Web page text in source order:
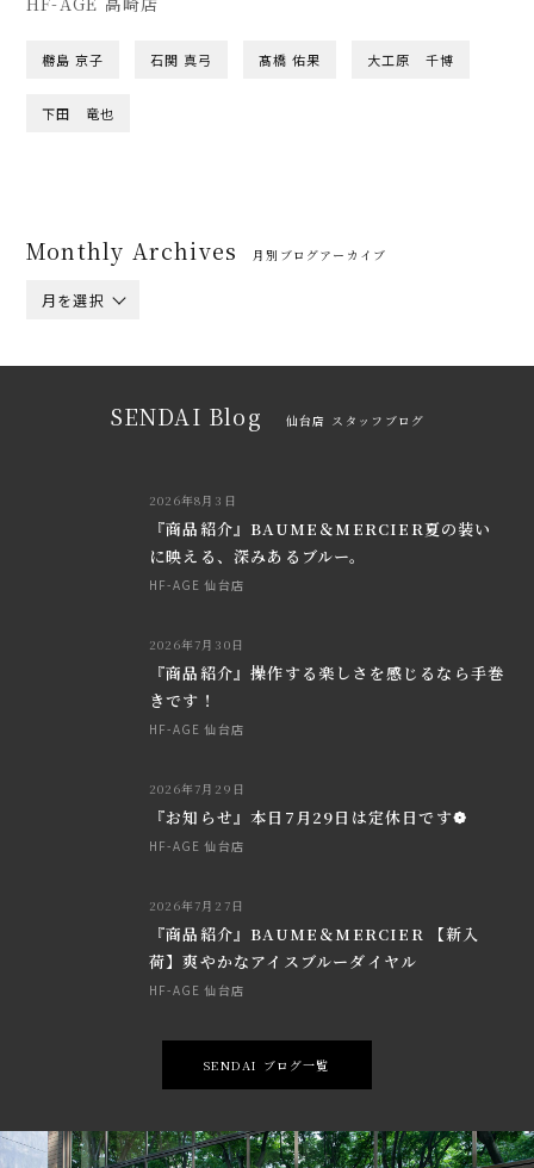
橳島 京子 石関 真弓 髙橋 佑果 大工原 千博
下田 竜也
Monthly Archives 月別ブログアーカイブ
月を選択
SENDAI Blog 仙台店 スタッフブログ
2026年8月3日
『商品紹介』BAUME＆MERCIER夏の装い
に映える、深みあるブルー。
HF-AGE 仙台店
2026年7月30日
『商品紹介』操作する楽しさを感じるなら手巻
きです！
HF-AGE 仙台店
2026年7月29日
『お知らせ』本日7月29日は定休日です❁
HF-AGE 仙台店
2026年7月27日
『商品紹介』BAUME＆MERCIER 【新入
荷】爽やかなアイスブルーダイヤル
HF-AGE 仙台店
SENDAI ブログ一覧